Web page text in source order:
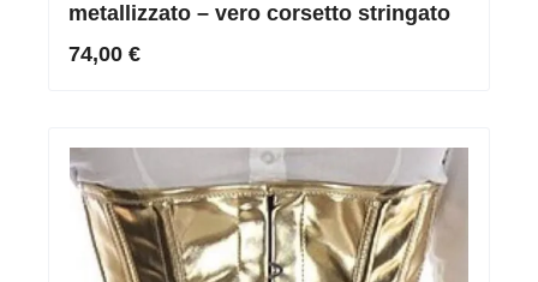
metallizzato – vero corsetto stringato
74,00 €